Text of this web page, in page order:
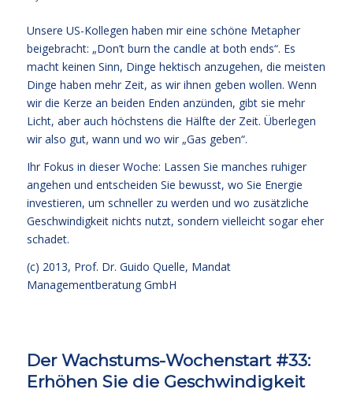
Unsere US-Kollegen haben mir eine schöne Metapher
beigebracht: „Don’t burn the candle at both ends“. Es
macht keinen Sinn, Dinge hektisch anzugehen, die meisten
Dinge haben mehr Zeit, as wir ihnen geben wollen. Wenn
wir die Kerze an beiden Enden anzünden, gibt sie mehr
Licht, aber auch höchstens die Hälfte der Zeit. Überlegen
wir also gut, wann und wo wir „Gas geben“.
Ihr Fokus in dieser Woche: Lassen Sie manches ruhiger
angehen und entscheiden Sie bewusst, wo Sie Energie
investieren, um schneller zu werden und wo zusätzliche
Geschwindigkeit nichts nutzt, sondern vielleicht sogar eher
schadet.
(c) 2013, Prof. Dr. Guido Quelle, Mandat
Managementberatung GmbH
Der Wachstums-Wochenstart #33:
Erhöhen Sie die Geschwindigkeit